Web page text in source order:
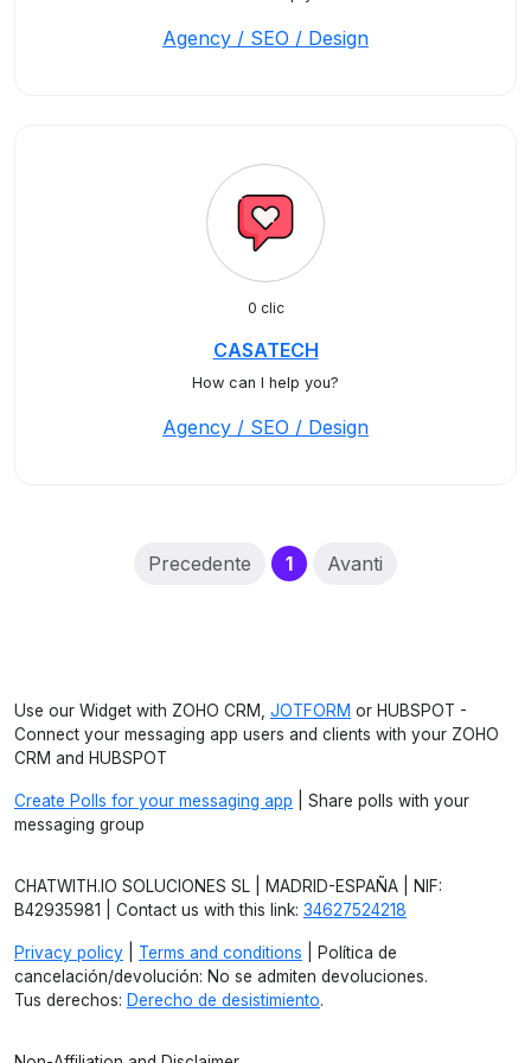
Agency / SEO / Design
0 clic
CASATECH
How can I help you?
Agency / SEO / Design
Precedente 1(current)
Avanti
Use our Widget with ZOHO CRM, JOTFORM or HUBSPOT -
Connect your messaging app users and clients with your ZOHO
CRM and HUBSPOT
Create Polls for your messaging app | Share polls with your
messaging group
CHATWITH.IO SOLUCIONES SL | MADRID-ESPAÑA | NIF:
B42935981 | Contact us with this link: 34627524218
Privacy policy Terms and conditions | Política de
cancelación/devolución: No se admiten devoluciones.
Tus derechos: Derecho de desistimiento.